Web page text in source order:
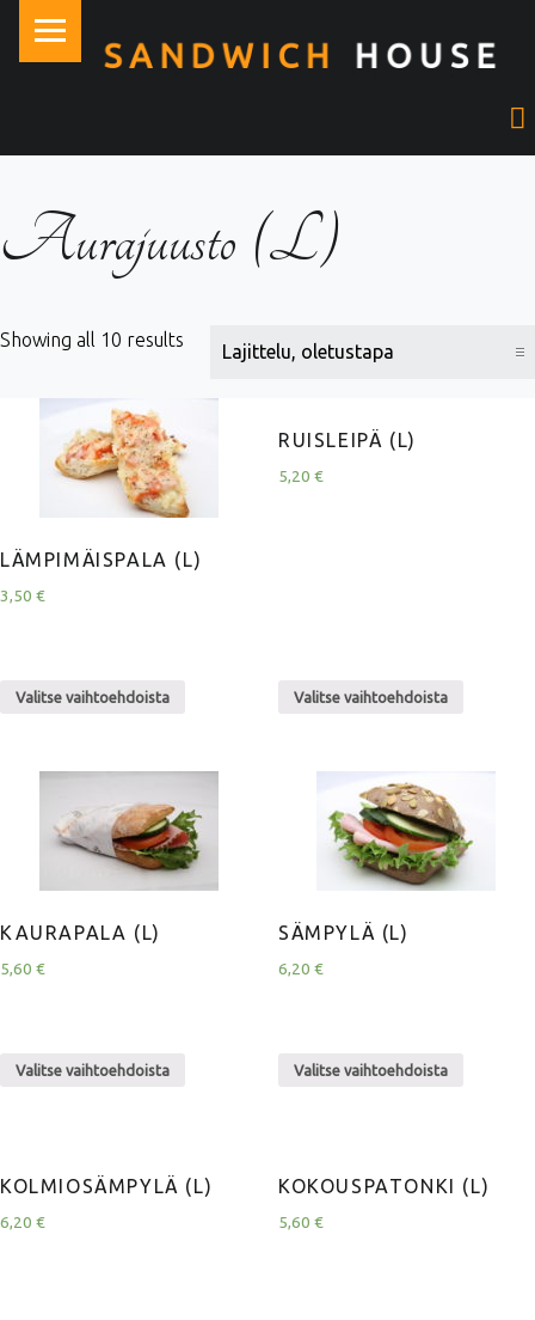
Aurajuusto (L)
Showing all 10 results
LÄMPIMÄISPALA (L)
3,50 €
Valitse vaihtoehdoista
RUISLEIPÄ (L)
5,20 €
Valitse vaihtoehdoista
KAURAPALA (L)
5,60 €
Valitse vaihtoehdoista
SÄMPYLÄ (L)
6,20 €
Valitse vaihtoehdoista
KOLMIOSÄMPYLÄ (L)
6,20 €
KOKOUSPATONKI (L)
5,60 €